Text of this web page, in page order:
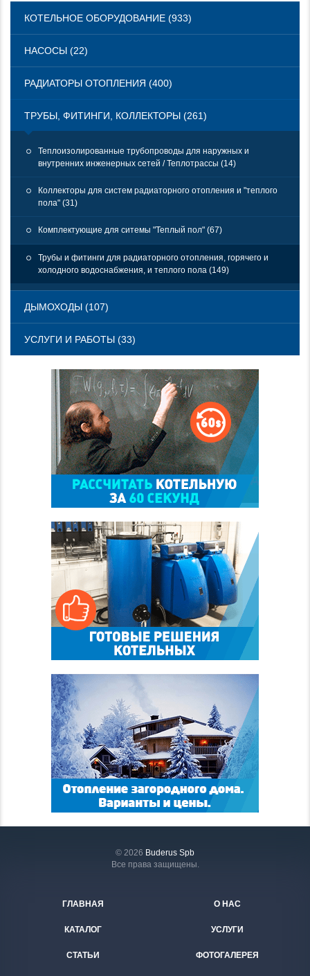
КОТЕЛЬНОЕ ОБОРУДОВАНИЕ (933)
НАСОСЫ (22)
РАДИАТОРЫ ОТОПЛЕНИЯ (400)
ТРУБЫ, ФИТИНГИ, КОЛЛЕКТОРЫ (261)
Теплоизолированные трубопроводы для наружных и
внутренних инженерных сетей / Теплотрассы (14)
Коллекторы для систем радиаторного отопления и "теплого
пола" (31)
Комплектующие для ситемы "Теплый пол" (67)
Трубы и фитинги для радиаторного отопления, горячего и
холодного водоснабжения, и теплого пола (149)
ДЫМОХОДЫ (107)
УСЛУГИ И РАБОТЫ (33)
© 2026 Buderus Spb
Все права защищены.
ГЛАВНАЯ О НАС
КАТАЛОГ УСЛУГИ
СТАТЬИ ФОТОГАЛЕРЕЯ